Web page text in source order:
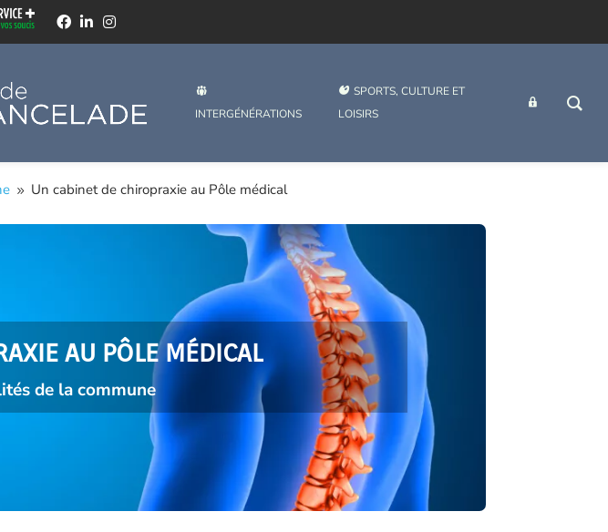
INTERGÉNÉRATIONS
SPORTS, CULTURE ET
LOISIRS
INTRANET
9 Un cabinet de chiropraxie au Pôle médical
AU PÔLE MÉDICAL
de la commune